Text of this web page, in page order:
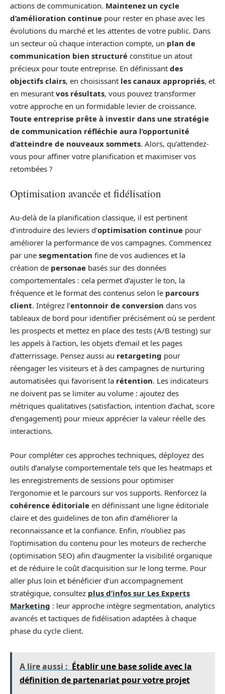
actions de communication. Maintenez un cycle
d’amélioration continue pour rester en phase avec les
évolutions du marché et les attentes de votre public. Dans
un secteur où chaque interaction compte, un plan de
communication bien structuré constitue un atout
précieux pour toute entreprise. En définissant des
objectifs clairs, en choisissant les canaux appropriés, et
en mesurant vos résultats, vous pouvez transformer
votre approche en un formidable levier de croissance.
Toute entreprise prête à investir dans une stratégie
de communication réfléchie aura l’opportunité
d’atteindre de nouveaux sommets. Alors, qu’attendez-
vous pour affiner votre planification et maximiser vos
retombées ?
Optimisation avancée et fidélisation
Au-delà de la planification classique, il est pertinent
d’introduire des leviers d’optimisation continue pour
améliorer la performance de vos campagnes. Commencez
par une segmentation fine de vos audiences et la
création de personae basés sur des données
comportementales : cela permet d’ajuster le ton, la
fréquence et le format des contenus selon le parcours
client. Intégrez l’entonnoir de conversion dans vos
tableaux de bord pour identifier précisément où se perdent
les prospects et mettez en place des tests (A/B testing) sur
les appels à l’action, les objets d’email et les pages
d’atterrissage. Pensez aussi au retargeting pour
réengager les visiteurs et à des campagnes de nurturing
automatisées qui favorisent la rétention. Les indicateurs
ne doivent pas se limiter au volume : ajoutez des
métriques qualitatives (satisfaction, intention d’achat, score
d’engagement) pour mieux apprécier la valeur réelle des
interactions.
Pour compléter ces approches techniques, déployez des
outils d’analyse comportementale tels que les heatmaps et
les enregistrements de sessions pour optimiser
l’ergonomie et le parcours sur vos supports. Renforcez la
cohérence éditoriale en définissant une ligne éditoriale
claire et des guidelines de ton afin d’améliorer la
reconnaissance et la confiance. Enfin, n’oubliez pas
l’optimisation du contenu pour les moteurs de recherche
(optimisation SEO) afin d’augmenter la visibilité organique
et de réduire le coût d’acquisition sur le long terme. Pour
aller plus loin et bénéficier d’un accompagnement
stratégique, consultez plus d’infos sur Les Experts
Marketing : leur approche intègre segmentation, analytics
avancés et tactiques de fidélisation adaptées à chaque
phase du cycle client.
A lire aussi : Établir une base solide avec la
définition de partenariat pour votre projet